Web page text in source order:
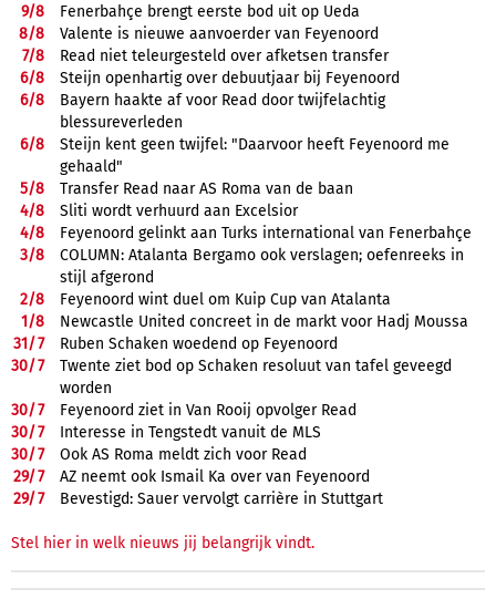
9/8
Fenerbahçe brengt eerste bod uit op Ueda
8/8
Valente is nieuwe aanvoerder van Feyenoord
7/8
Read niet teleurgesteld over afketsen transfer
6/8
Steijn openhartig over debuutjaar bij Feyenoord
6/8
Bayern haakte af voor Read door twijfelachtig
blessureverleden
6/8
Steijn kent geen twijfel: "Daarvoor heeft Feyenoord me
gehaald"
5/8
Transfer Read naar AS Roma van de baan
4/8
Sliti wordt verhuurd aan Excelsior
4/8
Feyenoord gelinkt aan Turks international van Fenerbahçe
3/8
COLUMN: Atalanta Bergamo ook verslagen; oefenreeks in
stijl afgerond
2/8
Feyenoord wint duel om Kuip Cup van Atalanta
1/8
Newcastle United concreet in de markt voor Hadj Moussa
31/7
Ruben Schaken woedend op Feyenoord
30/7
Twente ziet bod op Schaken resoluut van tafel geveegd
worden
30/7
Feyenoord ziet in Van Rooij opvolger Read
30/7
Interesse in Tengstedt vanuit de MLS
30/7
Ook AS Roma meldt zich voor Read
29/7
AZ neemt ook Ismail Ka over van Feyenoord
29/7 Bevestigd: Sauer vervolgt carrière in Stuttgart
Stel hier in welk nieuws jij belangrijk vindt.